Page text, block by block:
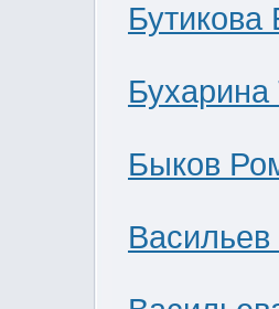
Бутикова
Бухарина
Быков